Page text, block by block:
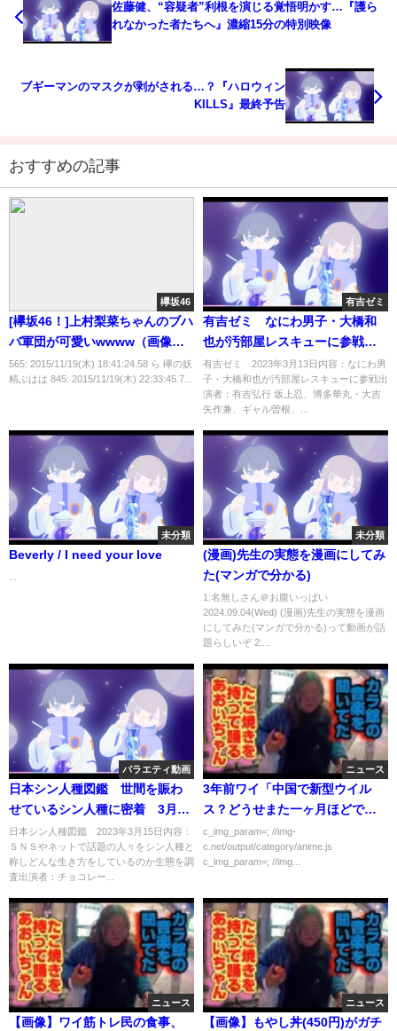
佐藤健、“容疑者”利根を演じる覚悟明かす…『護ら
れなかった者たちへ』濃縮15分の特別映像
ブギーマンのマスクが剥がされる…？『ハロウィン
KILLS』最終予告
おすすめの記事
欅坂46
[欅坂46！]上村梨菜ちゃんのブハ
バ軍団が可愛いwwww（画像あ
り）
565: 2015/11/19(木) 18:41:24.58 ら 欅の妖
精ぶはは 845: 2015/11/19(木) 22:33:45.7...
有吉ゼミ
有吉ゼミ なにわ男子・大橋和
也が汚部屋レスキューに参戦
2023年3月13日
有吉ゼミ 2023年3月13日内容：なにわ男
子・大橋和也が汚部屋レスキューに参戦出
演者：有吉弘行 坂上忍、博多華丸・大吉
矢作兼、ギャル曽根、...
未分類
Beverly / I need your love
...
未分類
(漫画)先生の実態を漫画にしてみ
た(マンガで分かる)
1:名無しさん＠お腹いっぱい
2024.09.04(Wed) (漫画)先生の実態を漫画
にしてみた(マンガで分かる)って動画が話
題らしいぞ 2:...
バラエティ動画
日本シン人種図鑑 世間を賑わ
せているシン人種に密着 3月15
日
日本シン人種図鑑 2023年3月15日内容：
ＳＮＳやネットで話題の人々をシン人種と
称しどんな生き方をしているのか生態を調
査出演者：チョコレー...
ニュース
3年前ワイ「中国で新型ウイル
ス？どうせまた一ヶ月ほどで収
まるやろｗ」
c_img_param=; //img-
c.net/output/category/anime.js
c_img_param=; //img...
ニュース
【画像】ワイ筋トレ民の食事、
ニュース
【画像】もやし丼(450円)がガチ